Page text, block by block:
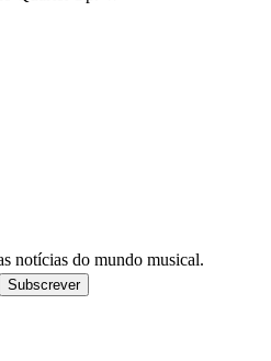
notícias do mundo musical.